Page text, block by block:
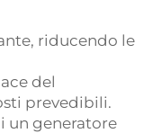
riducendo le
del
prevedibili.
un generatore